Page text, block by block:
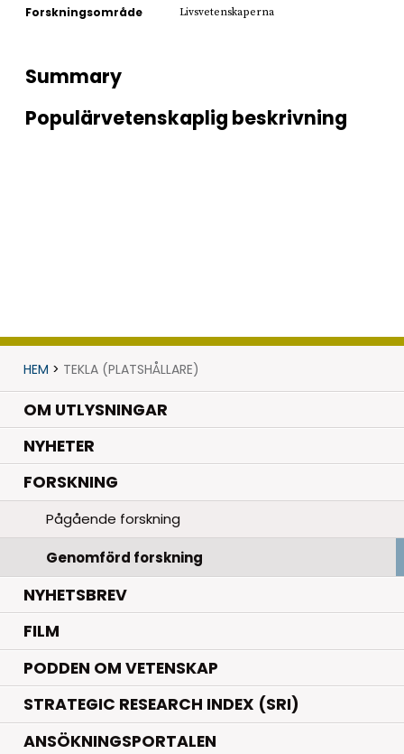
Forskningsområde Livsvetenskaperna
Summary
Populärvetenskaplig beskrivning
HEM > TEKLA (PLATSHÅLLARE)
OM UTLYSNINGAR
NYHETER.
FORSKNING.
Pågående forskning
Genomförd forskning
NYHETSBREV
FILM
PODDEN OM VETENSKAP
STRATEGIC RESEARCH INDEX (SRI)
ANSÖKNINGSPORTALEN